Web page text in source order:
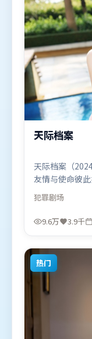
天际档案
天际档案（
友情与使命彼
叙事线索多线
腾、汤唯、托
月13日（韩国
犯罪剧场
9.6万 3.9千
热门